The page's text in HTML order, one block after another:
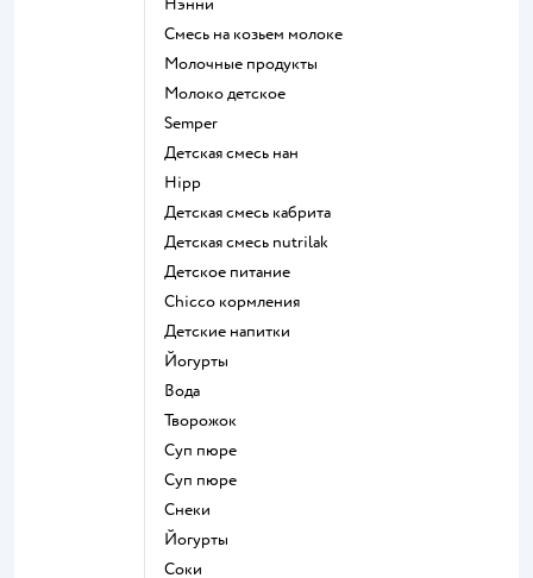
нэнни
смесь на козьем молоке
молочные продукты
молоко детское
semper
детская смесь нан
hipp
детская смесь кабрита
детская смесь nutrilak
детское питание
chicco кормления
детские напитки
йогурты
Вода
творожок
суп пюре
суп пюре
Снеки
йогурты
Соки